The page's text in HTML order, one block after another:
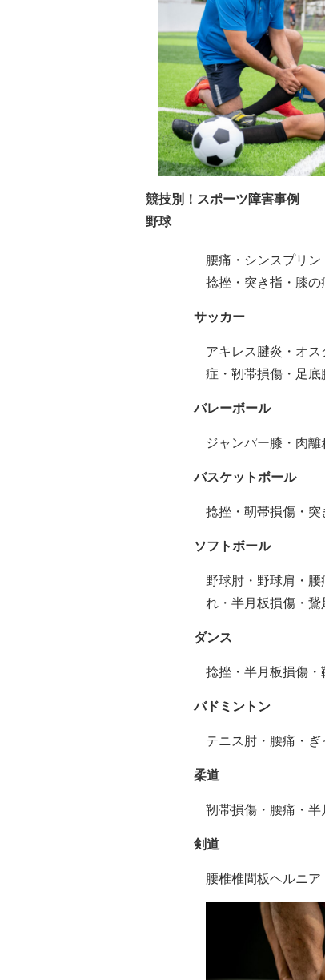
競技別！スポーツ障害事例
野球
腰痛・シンスプリ
捻挫・突き指・膝の
サッカー
アキレス腱炎・オ
症・靭帯損傷・足
バレーボール
ジャンパー膝・肉
バスケットボール
捻挫・靭帯損傷・
ソフトボール
野球肘・野球肩・
れ・半月板損傷・鵞
ダンス
捻挫・半月板損傷
バドミントン
テニス肘・腰痛・
柔道
靭帯損傷・腰痛・
剣道
腰椎椎間板ヘルニ